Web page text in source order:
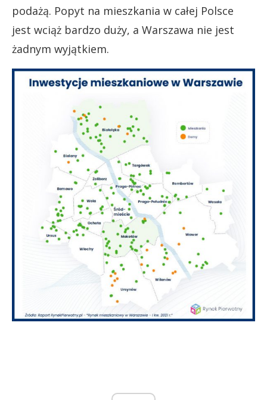
podażą. Popyt na mieszkania w całej Polsce
jest wciąż bardzo duży, a Warszawa nie jest
żadnym wyjątkiem.